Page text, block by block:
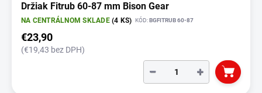
Držiak Fitrub 60-87 mm Bison Gear
NA CENTRÁLNOM SKLADE(4 KS) KÓD: BGFITRUB 60-87
€23,90
(€19,43 bez DPH)
+
−